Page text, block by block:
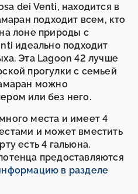
dei Venti, находится в
подходит всем, кто
лоне природы с
идеально подходит
Эта Lagoon 42 лучше
прогулки с семьей
можно
или без него.
места и имеет 4
и может вместить
есть 4 гальюна.
предоставляются
в разделе